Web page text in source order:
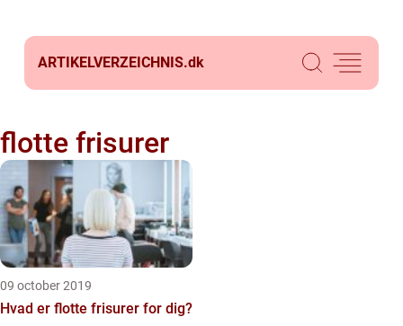
ARTIKELVERZEICHNIS.dk
flotte frisurer
09 october 2019
Hvad er flotte frisurer for dig?